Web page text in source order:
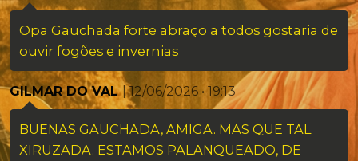
Opa Gauchada forte abraço a todos gostaria de
ouvir fogões e invernias
GILMAR DO VAL | 12/06/2026 • 19:13
BUENAS GAUCHADA, AMIGA. MAS QUE TAL
XIRUZADA. ESTAMOS PALANQUEADO, DE